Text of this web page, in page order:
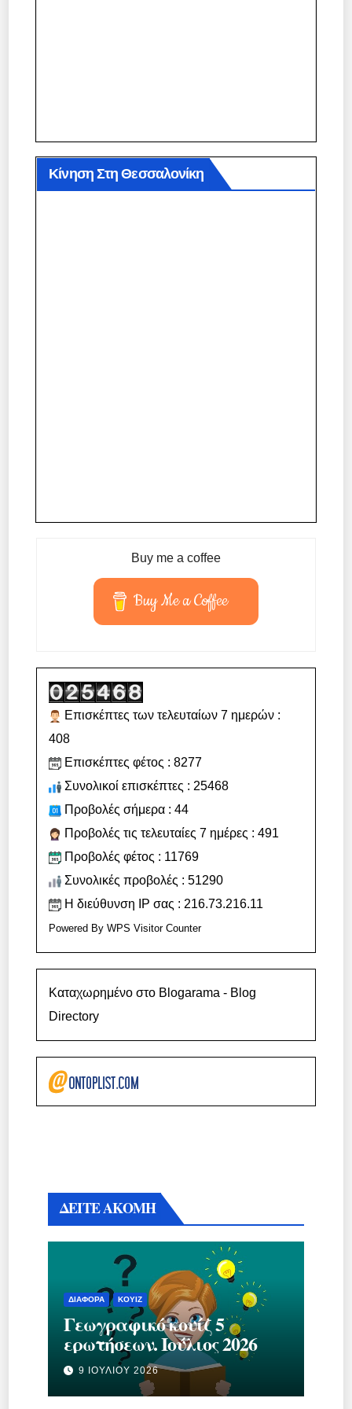
Κίνηση Στη Θεσσαλονίκη
Buy me a coffee
Buy Me a Coffee
Επισκέπτες των τελευταίων 7 ημερών :
408
Επισκέπτες φέτος : 8277
Συνολικοί επισκέπτες : 25468
Προβολές σήμερα : 44
Προβολές τις τελευταίες 7 ημέρες : 491
Προβολές φέτος : 11769
Συνολικές προβολές : 51290
Η διεύθυνση IP σας : 216.73.216.11
Powered ByWPS Visitor Counter
Καταχωρημένο στο Blogarama - Blog
Directory
ΔΕΙΤΕ ΑΚΟΜΗ
ΔΙΆΦΟΡΑ ΚΟΥΊΖ
Γεωγραφικό κουίζ 5
ερωτήσεων. Ιούλιος 2026
9 ΙΟΥΛΊΟΥ 2026